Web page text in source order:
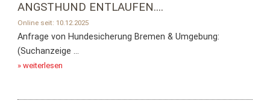
ANGSTHUND ENTLAUFEN....
Online seit: 10.12.2025
Anfrage von Hundesicherung Bremen & Umgebung:
(Suchanzeige ...
» weiterlesen